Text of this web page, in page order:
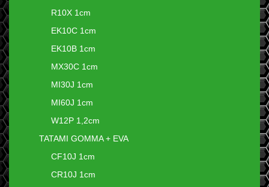
R10X 1cm
EK10C 1cm
EK10B 1cm
MX30C 1cm
MI30J 1cm
MI60J 1cm
W12P 1,2cm
TATAMI GOMMA + EVA
CF10J 1cm
CR10J 1cm